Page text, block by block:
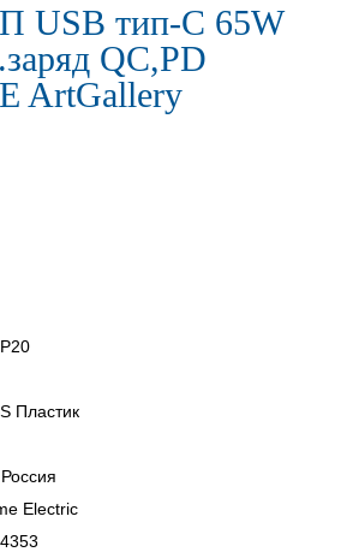
USB тип-С 65W
QC,PD
ArtGallery
Пластик
Россия
Electric